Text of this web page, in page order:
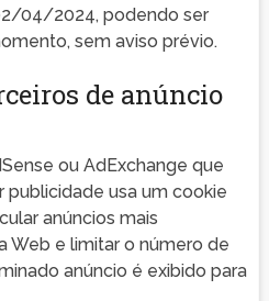
04/2024, podendo ser
sem aviso prévio.
de anúncio
ou AdExchange que
publicidade usa um cookie
anúncios mais
Web e limitar o número de
anúncio é exibido para